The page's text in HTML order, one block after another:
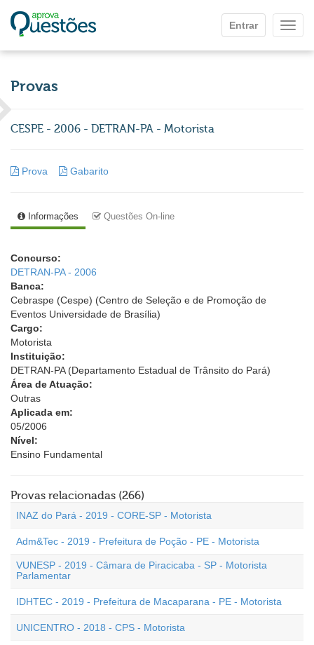
Entrar
Provas
CESPE - 2006 - DETRAN-PA - Motorista
Prova Gabarito
Informações Questões On-line
Concurso:
DETRAN-PA - 2006
Banca:
Cebraspe (Cespe) (Centro de Seleção e de Promoção de
Eventos Universidade de Brasília)
Cargo:
Motorista
Instituição:
DETRAN-PA (Departamento Estadual de Trânsito do Pará)
Área de Atuação:
Outras
Aplicada em:
05/2006
Nível:
Ensino Fundamental
Provas relacionadas (266)
INAZ do Pará - 2019 - CORE-SP - Motorista
Adm&Tec - 2019 - Prefeitura de Poção - PE - Motorista
VUNESP - 2019 - Câmara de Piracicaba - SP - Motorista
Parlamentar
IDHTEC - 2019 - Prefeitura de Macaparana - PE - Motorista
UNICENTRO - 2018 - CPS - Motorista